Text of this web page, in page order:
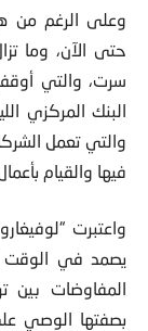
وعلى الرغم من
حتى الآن، وما
سرت، والتي
البنك المركزي
والتي تعمل
فيها والقيام
واعتبرت
يصمد في الوقت
المفاوضات بين
بصفتها الوصي